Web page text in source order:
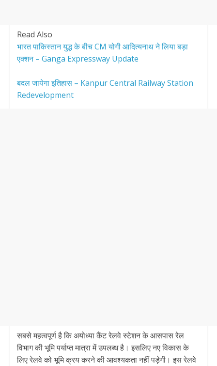
Read Also
भारत पाकिस्तान युद्ध के बीच CM योगी आदित्यनाथ ने लिया बड़ा
एक्शन – Ganga Expressway Update
बदल जायेगा इतिहास – Kanpur Central Railway Station
Redevelopment
सबसे महत्वपूर्ण है कि अयोध्या कैंट रेलवे स्टेशन के आसपास रेल
विभाग की भूमि पर्याप्त मात्रा में उपलब्ध है। इसलिए नए विकास के
लिए रेलवे को भूमि क्रय करने की आवश्यकता नहीं पड़ेगी। इस रेलवे